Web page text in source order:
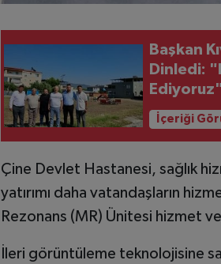
Başkan
Dinledi:
İçeriği
Çine Devlet Hastanesi, sağlık
yatırımı daha vatandaşların
Rezonans (MR) Ünitesi hizmet
İleri görüntüleme teknolojisine